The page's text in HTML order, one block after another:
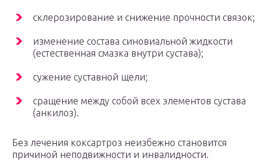
склерозирование и снижение прочности связок;
изменение состава синовиальной жидкости
(естественная смазка внутри сустава);
сужение суставной щели;
сращение между собой всех элементов сустава
(анкилоз).
Без лечения коксартроз неизбежно становится
причиной неподвижности и инвалидности.